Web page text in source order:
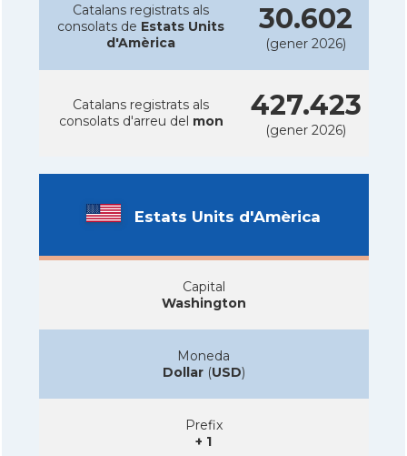
Catalans registrats als
consolats de Estats Units
d'Amèrica
30.602
(gener 2026)
Catalans registrats als
consolats d'arreu del mon 427.423
(gener 2026)
Estats Units d'Amèrica
Capital
Washington
Moneda
Dollar(USD)
Prefix
+ 1